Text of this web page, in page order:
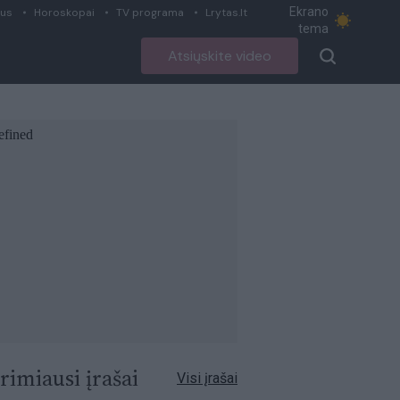
Horoskopai TV programa Lrytas.lt
Ekrano
tema
Atsiųskite video
įrašai Visi įrašai